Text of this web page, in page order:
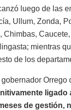
luego de las
Ullum, Zonda,
Chimbas,
mientras
de los
Orrego
ligado
de gestión,